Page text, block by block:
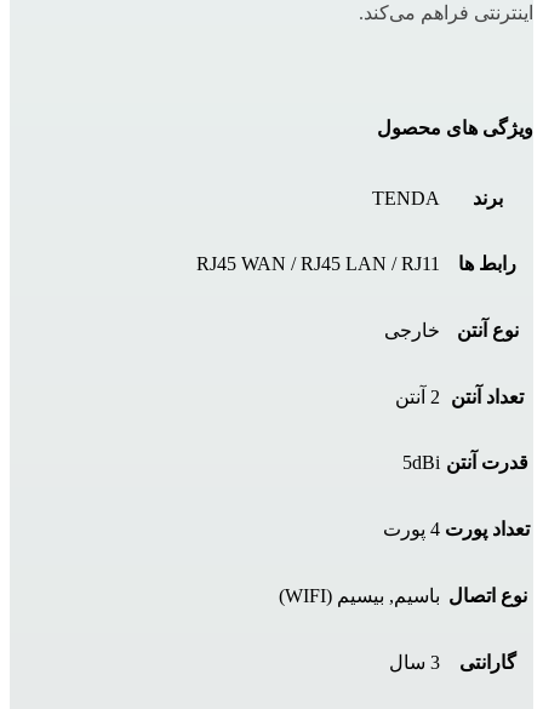
اینترنتی فراهم می‌کند.
ویژگی های محصول
برند TENDA
رابط ها RJ45 WAN / RJ45 LAN / RJ11
نوع آنتن خارجی
تعداد آنتن 2 آنتن
قدرت آنتن 5dBi
تعداد پورت‌ 4 پورت
نوع اتصال باسیم, بیسیم (WIFI)
گارانتی 3 سال